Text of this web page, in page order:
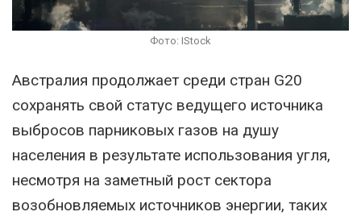
Фото: IStock
Австралия продолжает среди стран G20
сохранять свой статус ведущего источника
выбросов парниковых газов на душу
населения в результате использования угля,
несмотря на заметный рост сектора
возобновляемых источников энергии, таких